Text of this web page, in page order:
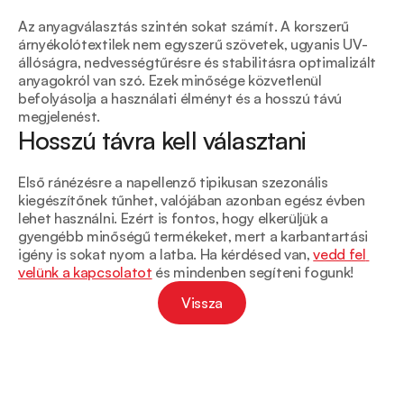
Az anyagválasztás szintén sokat számít. A korszerű
árnyékolótextilek nem egyszerű szövetek, ugyanis UV-
állóságra, nedvességtűrésre és stabilitásra optimalizált
anyagokról van szó. Ezek minősége közvetlenül
befolyásolja a használati élményt és a hosszú távú
megjelenést.
Hosszú távra kell választani
Első ránézésre a napellenző tipikusan szezonális
kiegészítőnek tűnhet, valójában azonban egész évben
lehet használni. Ezért is fontos, hogy elkerüljük a
gyengébb minőségű termékeket, mert a karbantartási
igény is sokat nyom a latba. Ha kérdésed van, vedd fel
velünk a kapcsolatot és mindenben segíteni fogunk!
Vissza
Vissza